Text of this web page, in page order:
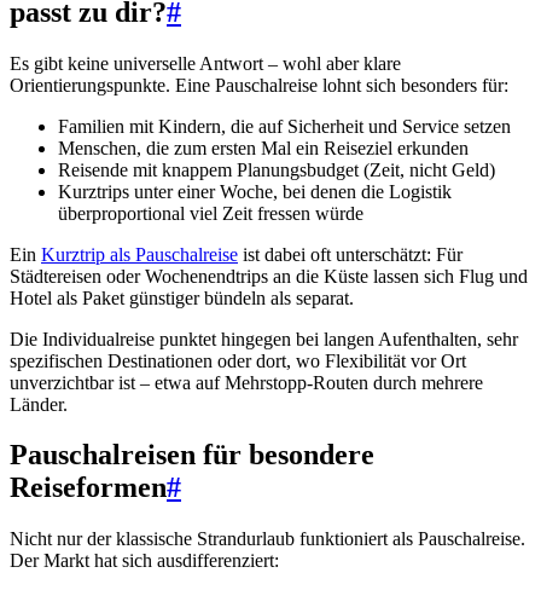
passt zu dir?#
Es gibt keine universelle Antwort – wohl aber klare
Orientierungspunkte. Eine Pauschalreise lohnt sich besonders für:
Familien mit Kindern, die auf Sicherheit und Service setzen
Menschen, die zum ersten Mal ein Reiseziel erkunden
Reisende mit knappem Planungsbudget (Zeit, nicht Geld)
Kurztrips unter einer Woche, bei denen die Logistik
überproportional viel Zeit fressen würde
Ein Kurztrip als Pauschalreise ist dabei oft unterschätzt: Für
Städtereisen oder Wochenendtrips an die Küste lassen sich Flug und
Hotel als Paket günstiger bündeln als separat.
Die Individualreise punktet hingegen bei langen Aufenthalten, sehr
spezifischen Destinationen oder dort, wo Flexibilität vor Ort
unverzichtbar ist – etwa auf Mehrstopp-Routen durch mehrere
Länder.
Pauschalreisen für besondere
Reiseformen#
Nicht nur der klassische Strandurlaub funktioniert als Pauschalreise.
Der Markt hat sich ausdifferenziert: